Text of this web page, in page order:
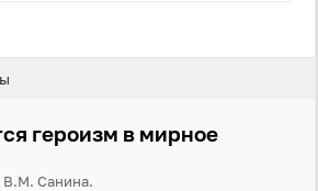
героизм в мирное
В.М. Санина.